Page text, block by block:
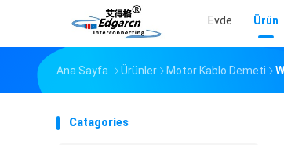
Evde Ürün
Ana Sayfa Ürünler Motor Kablo Demeti
Catagories